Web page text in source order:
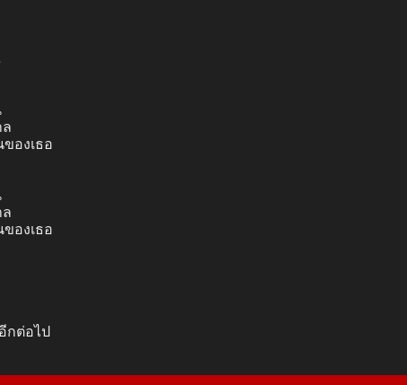
ล
องเธอ
ล
องเธอ
กต่อไป